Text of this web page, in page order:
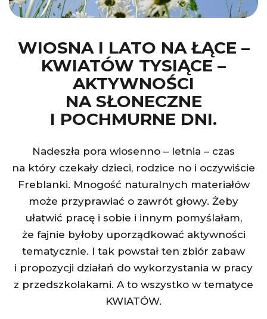
WIOSNA I LATO NA ŁĄCE –
KWIATÓW TYSIĄCE –
AKTYWNOŚCI
NA SŁONECZNE
I POCHMURNE DNI.
Nadeszła pora wiosenno – letnia – czas
na który czekały dzieci, rodzice no i oczywiście
Freblanki. Mnogość naturalnych materiałów
może przyprawiać o zawrót głowy. Żeby
ułatwić pracę i sobie i innym pomyślałam,
że fajnie byłoby uporządkować aktywności
tematycznie. I tak powstał ten zbiór zabaw
i propozycji działań do wykorzystania w pracy
z przedszkolakami. A to wszystko w tematyce
KWIATÓW.